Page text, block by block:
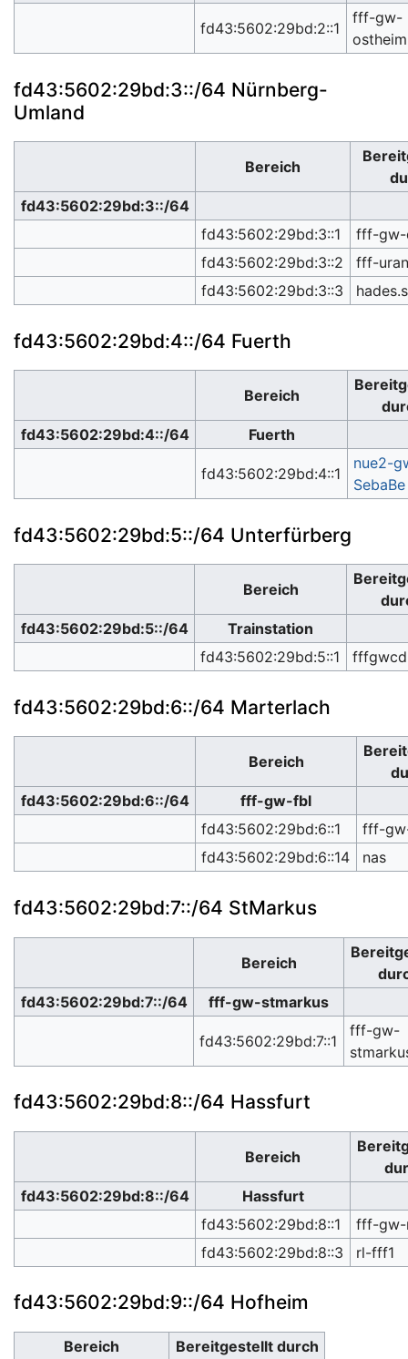
fd43:5602:29bd:2::1
fff-gw-
ostheim
fd43:5602:29bd:3::/64 Nürnberg-
Umland
Bereich
fd43:5602:29bd:3::/64
fd43:5602:29bd:3::1
fff-gw-
fd43:5602:29bd:3::2
fff-
fd43:5602:29bd:3::3
fd43:5602:29bd:4::/64 Fuerth
Bereich
fd43:5602:29bd:4::/64
Fuerth
fd43:5602:29bd:4::1
nue2-
SebaBe
fd43:5602:29bd:5::/64 Unterfürberg
Bereich
fd43:5602:29bd:5::/64
Trainstation
fd43:5602:29bd:5::1
fd43:5602:29bd:6::/64 Marterlach
Bereich
fd43:5602:29bd:6::/64
fff-gw-fbl
fd43:5602:29bd:6::1
fff-
fd43:5602:29bd:6::14
nas
fd43:5602:29bd:7::/64 StMarkus
Bereich
fd43:5602:29bd:7::/64
fff-gw-stmarkus
fd43:5602:29bd:7::1
fff-gw-
fd43:5602:29bd:8::/64 Hassfurt
Bereich
fd43:5602:29bd:8::/64
Hassfurt
fd43:5602:29bd:8::1
fff-gw-
fd43:5602:29bd:8::3
rl-fff1
fd43:5602:29bd:9::/64 Hofheim
Bereich
Bereitgestellt durch